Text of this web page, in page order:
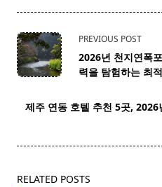
<span
class="nav-
subtitle
reader-
PREVIOUS POST
2026년 천지연폭
력을 탐험하는 최
제주 연동 호텔 추천 5곳, 2026
RELATED POSTS